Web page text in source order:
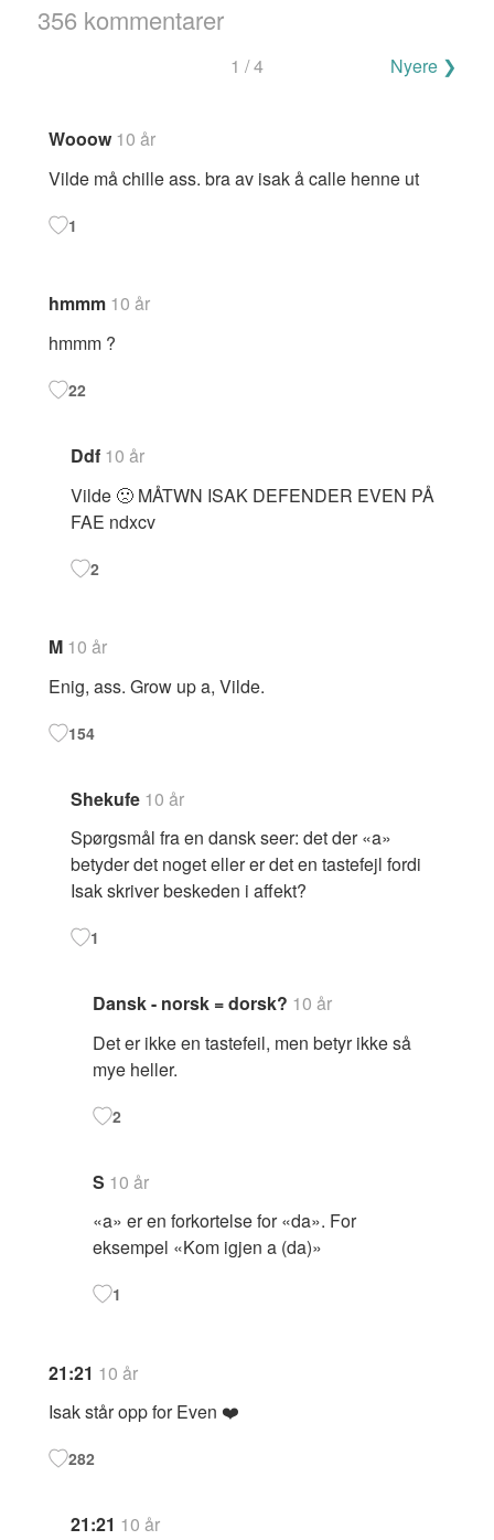
356 kommentarer
kommentarer
1 / 4 Nyere ❯
Wooow 10 år
Vilde må chille ass. bra av isak å calle henne ut
1
hmmm 10 år
hmmm ?
22
Ddf 10 år
Vilde 🙁 MÅTWN ISAK DEFENDER EVEN PÅ
FAE ndxcv
2
M 10 år
Enig, ass. Grow up a, Vilde.
154
Shekufe 10 år
Spørgsmål fra en dansk seer: det der «a»
betyder det noget eller er det en tastefejl fordi
Isak skriver beskeden i affekt?
1
Dansk - norsk = dorsk? 10 år
Det er ikke en tastefeil, men betyr ikke så
mye heller.
2
S 10 år
«a» er en forkortelse for «da». For
eksempel «Kom igjen a (da)»
1
21:21 10 år
Isak står opp for Even ❤️
282
21:21 10 år